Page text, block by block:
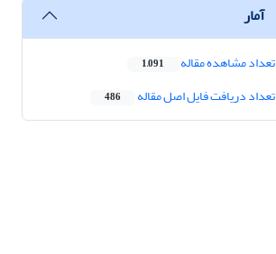
آمار
تعداد مشاهده مقاله 1,091
تعداد دریافت فایل اصل مقاله 486